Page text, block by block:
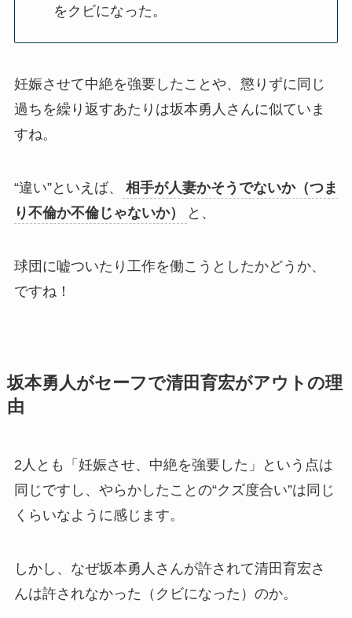
をクビになった。
妊娠させて中絶を強要したことや、懲りずに同じ
過ちを繰り返すあたりは坂本勇人さんに似ていま
すね。
“違い”といえば、
相手が人妻かそうでないか（つま
り不倫か不倫じゃないか）
と、
球団に嘘ついたり工作を働こうとしたかどうか、
ですね！
坂本勇人がセーフで清田育宏がアウトの理
由
2人とも「妊娠させ、中絶を強要した」という点は
同じですし、やらかしたことの“クズ度合い”は同じ
くらいなように感じます。
しかし、なぜ坂本勇人さんが許されて清田育宏さ
んは許されなかった（クビになった）のか。